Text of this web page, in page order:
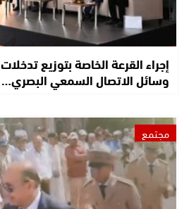
إجراء القرعة الخاصة بتوزيع
وسائل الاتصال السمعي البصري…
مجتمع